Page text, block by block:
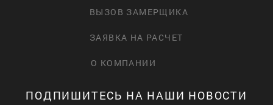
ВЫЗОВ ЗАМЕРЩИКА
ЗАЯВКА НА РАСЧЕТ
О КОМПАНИИ
ПОДПИШИТЕСЬ НА НАШИ НОВОСТИ